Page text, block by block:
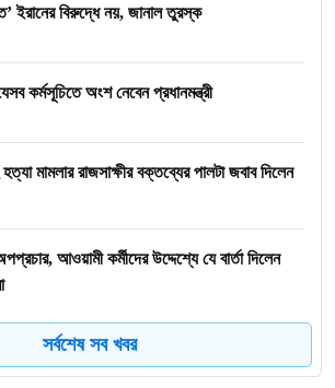
ইরানের বিরুদ্ধে নয়, জানাল তুরস্ক
কর্মসূচিতে অংশ নেবেন প্রধানমন্ত্রী
মামলার রাজসাক্ষীর বক্তব্যের পালটা জবাব দিলেন
আওয়ামী কর্মীদের উদ্দেশ্যে যে বার্তা দিলেন
থেকে ১৯ লাশ উদ্ধার, বেশিরভাগ নারী-শিশু
সর্বশেষ সব খবর